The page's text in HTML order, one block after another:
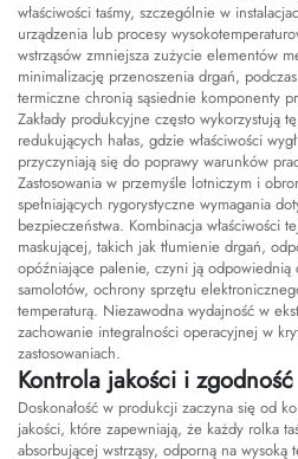
właściwości taśmy, szczególnie w
urządzenia lub procesy
wstrząsów zmniejsza zużycie elementów
minimalizację przenoszenia drgań,
termiczne chronią sąsiednie komponenty
Zakłady produkcyjne często wykorzystują
redukujących hałas, gdzie właściwości
przyczyniają się do poprawy warunków
Zastosowania w przemyśle lotniczym i
spełniających rygorystyczne wymagania
bezpieczeństwa. Kombinacja właściwości
maskującej, takich jak tłumienie drgań,
opóźniające palenie, czyni ją odpowiednią
samolotów, ochrony sprzętu
temperaturą. Niezawodna wydajność w
zachowanie integralności operacyjnej w
zastosowaniach.
Kontrola jakości i zgodność
Doskonałość w produkcji zaczyna się od
jakości, które zapewniają, że każdy rolka
absorbującej wstrząsy, odporną na wysoką